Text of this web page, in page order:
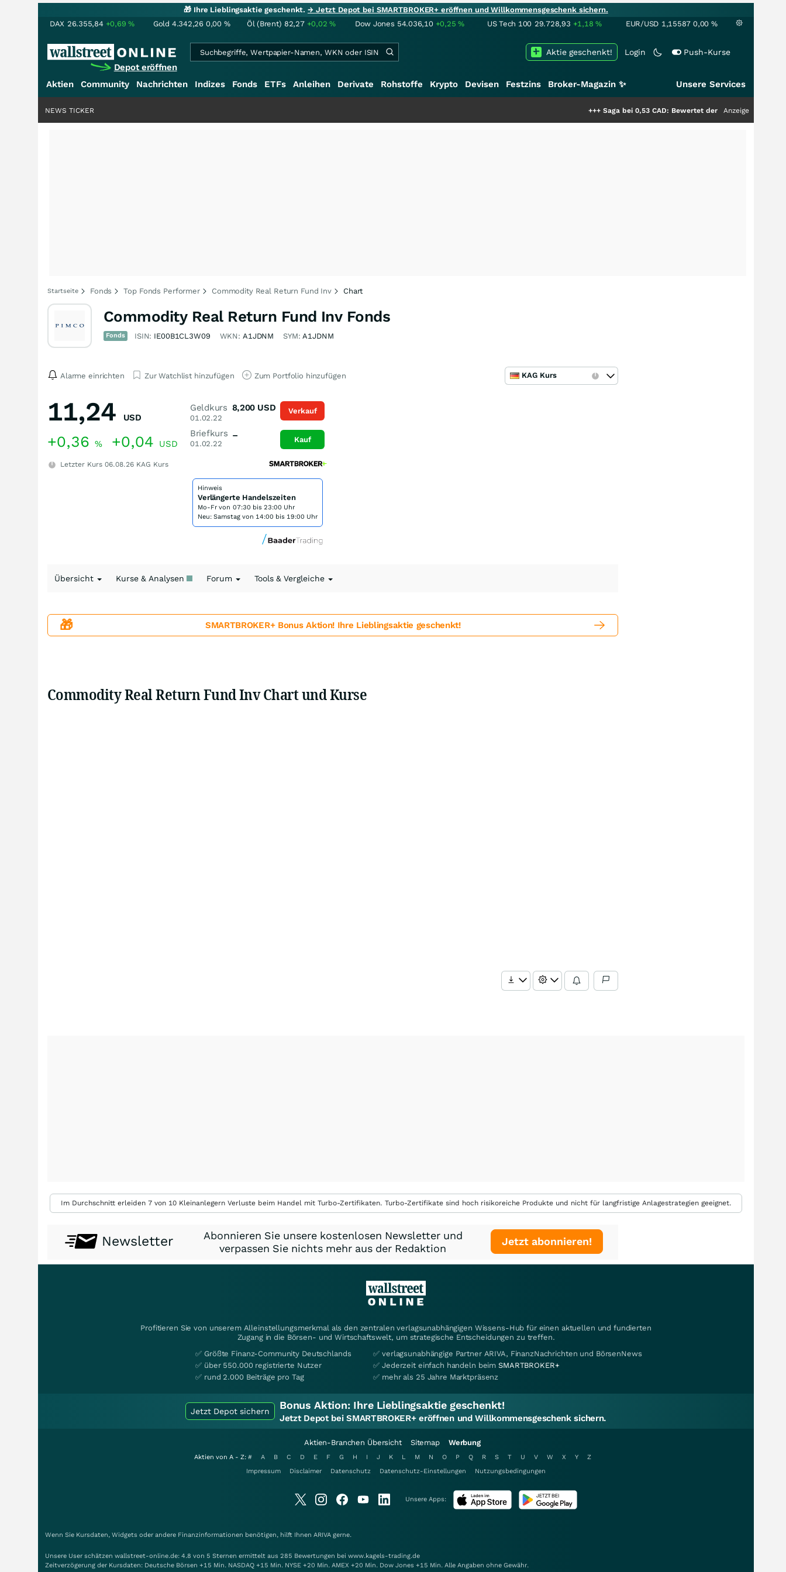
🎁 Ihre Lieblingsaktie geschenkt.→ Jetzt Depot bei SMARTBROKER+ eröffnen und Willkommensgeschenk sichern.
DAX 26.355,84 +0,69% Gold 4.342,26 0,00 % Öl (Brent) 82,27 +0,02% Dow Jones 54.036,10 +0,25% US Tech 100 29.728,93 +1,18% EUR/USD 1,15587 0,00 %
Depot eröffnen
Login Push-Kurse
Aktie geschenkt!
Aktien Community Nachrichten Indizes Fonds ETFs Anleihen Derivate Rohstoffe Krypto Devisen Festzins Broker-Magazin ✨ Unsere Services
Saga bei 0,53 CAD: Bewertet der Markt noch immer nur die
Anzeige
NEWS TICKER
Startseite Fonds Top Fonds Performer Commodity Real Return Fund Inv Chart
Commodity Real Return Fund Inv Fonds
Fonds ISIN: IE00B1CL3W09 WKN: A1JDNM SYM:A1JDNM
Alarme einrichten Zur Watchlist hinzufügen Zum Portfolio hinzufügen KAG Kurs
11,24 USD
+0,36 % +0,04 USD
Letzter Kurs 06.08.26 KAG Kurs
Geldkurs
01.02.22
8,200 USD
Briefkurs
01.02.22
–
Verkauf
Kauf
Hinweis
Verlängerte Handelszeiten
Mo-Fr von 07:30 bis 23:00 Uhr
Neu: Samstag von 14:00 bis 19:00 Uhr
Übersicht Kurse & Analysen Forum Tools & Vergleiche
🎁 SMARTBROKER+ Bonus Aktion! Ihre Lieblingsaktie geschenkt!
Commodity Real Return Fund Inv Chart und Kurse
Im Durchschnitt erleiden 7 von 10 Kleinanlegern Verluste beim Handel mit Turbo-Zertifikaten. Turbo-Zertifikate sind hoch risikoreiche Produkte und nicht für langfristige Anlagestrategien geeignet.
Newsletter
Abonnieren Sie unsere kostenlosen Newsletter und
verpassen Sie nichts mehr aus der Redaktion
Jetzt abonnieren!
Profitieren Sie von unserem Alleinstellungsmerkmal als den zentralen verlagsunabhängigen Wissens-Hub für einen aktuellen und fundierten
Zugang in die Börsen- und Wirtschaftswelt, um strategische Entscheidungen zu treffen.
✅ Größte Finanz-Community Deutschlands
✅ über 550.000 registrierte Nutzer
✅ rund 2.000 Beiträge pro Tag
✅ verlagsunabhängige Partner ARIVA, FinanzNachrichten und BörsenNews
✅ Jederzeit einfach handeln beimSMARTBROKER+
✅ mehr als 25 Jahre Marktpräsenz
Jetzt Depot sichern Bonus Aktion: Ihre Lieblingsaktie geschenkt!
Jetzt Depot bei SMARTBROKER+ eröffnen und Willkommensgeschenk sichern.
Aktien-Branchen Übersicht Sitemap Werbung
Aktien von A - Z: # A B C D E F G H I J K L M N O P Q R S T U V W X Y
Z
Impressum
Disclaimer Datenschutz Datenschutz-Einstellungen Nutzungsbedingungen
Unsere Apps:
Wenn Sie Kursdaten, Widgets oder andere Finanzinformationen benötigen, hilft Ihnen ARIVA gerne.
Unsere User schätzen wallstreet-online.de: 4.8 von 5 Sternen ermittelt aus 285 Bewertungen bei www.kagels-trading.de
Zeitverzögerung der Kursdaten: Deutsche Börsen +15 Min. NASDAQ +15 Min. NYSE +20 Min. AMEX +20 Min. Dow Jones +15 Min. Alle Angaben ohne Gewähr.